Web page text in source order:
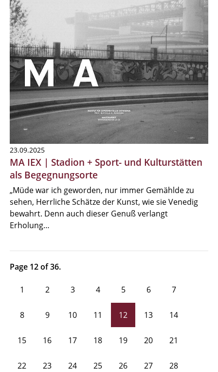
23.09.2025
MA IEX | Stadion + Sport- und Kulturstätten
als Begegnungsorte
„Müde war ich geworden, nur immer Gemählde zu
sehen, Herrliche Schätze der Kunst, wie sie Venedig
bewahrt. Denn auch dieser Genuß verlangt
Erholung…
Page 12 of 36.
1 2 3 4 5 6 7
8 9 10 11 12 13 14
15 16 17 18 19 20 21
22 23 24 25 26 27 28